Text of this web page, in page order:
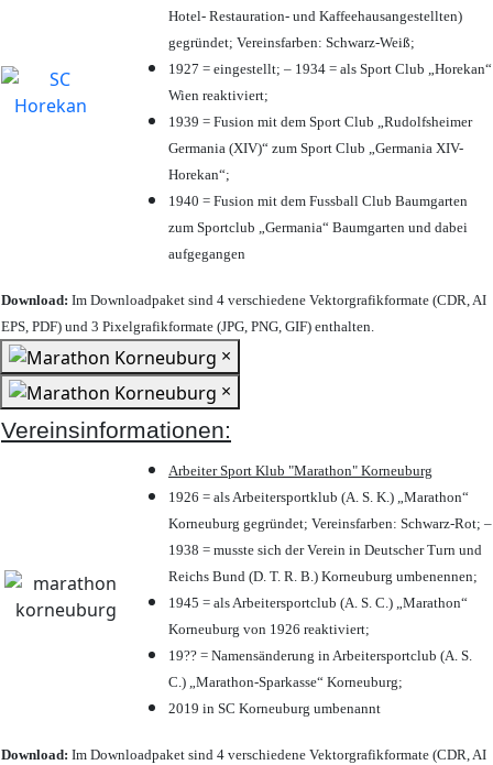
Hotel- Restauration- und Kaffeehausangestellten)
gegründet; Vereinsfarben: Schwarz-Weiß;
1927 = eingestellt; – 1934 = als Sport Club „Horekan“
Wien reaktiviert;
1939 = Fusion mit dem Sport Club „Rudolfsheimer
Germania (XIV)“ zum Sport Club „Germania XIV-
Horekan“;
1940 = Fusion mit dem Fussball Club Baumgarten
zum Sportclub „Germania“ Baumgarten und dabei
aufgegangen
Download: Im Downloadpaket sind 4 verschiedene Vektorgrafikformate (CDR, AI
EPS, PDF) und 3 Pixelgrafikformate (JPG, PNG, GIF) enthalten.
×
×
Vereinsinformationen:
Arbeiter Sport Klub "Marathon" Korneuburg
1926 = als Arbeitersportklub (A. S. K.) „Marathon“
Korneuburg gegründet; Vereinsfarben: Schwarz-Rot; –
1938 = musste sich der Verein in Deutscher Turn und
Reichs Bund (D. T. R. B.) Korneuburg umbenennen;
1945 = als Arbeitersportclub (A. S. C.) „Marathon“
Korneuburg von 1926 reaktiviert;
19?? = Namensänderung in Arbeitersportclub (A. S.
C.) „Marathon-Sparkasse“ Korneuburg;
2019 in SC Korneuburg umbenannt
Download: Im Downloadpaket sind 4 verschiedene Vektorgrafikformate (CDR, AI